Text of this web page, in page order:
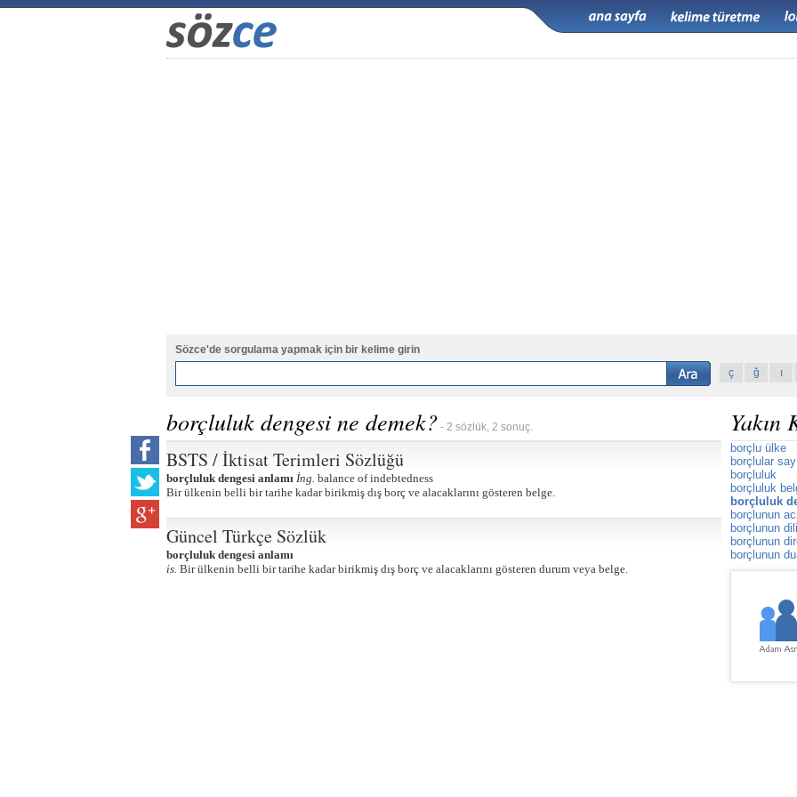
Sözce'de sorgulama yapmak için bir kelime girin
ç
ğ ı
borçluluk dengesi ne demek? - 2 sözlük, 2 sonuç.
BSTS / İktisat Terimleri Sözlüğü
borçluluk dengesi anlamı İng. balance of indebtedness
Bir ülkenin belli bir tarihe kadar birikmiş dış borç ve alacaklarını gösteren belge.
Güncel Türkçe Sözlük
borçluluk dengesi anlamı
is. Bir ülkenin belli bir tarihe kadar birikmiş dış borç ve alacaklarını gösteren durum veya belge.
Yakın
borçlu ülke
borçlular
borçluluk
borçluluk
borçluluk
borçlunun
borçlunun
borçlunun
borçlunun